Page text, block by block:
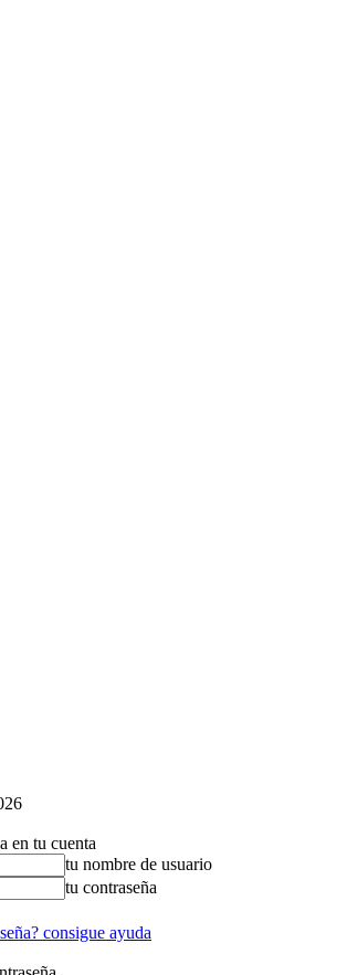
en tu cuenta
tu nombre de usuario
tu contraseña
consigue ayuda